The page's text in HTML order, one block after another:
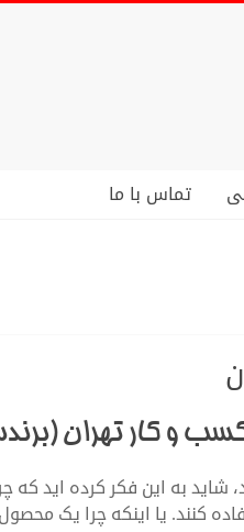
تماس با ما
و کار تهران
شاید به این فکر کرده اید
کنند. یا اینکه چرا یک